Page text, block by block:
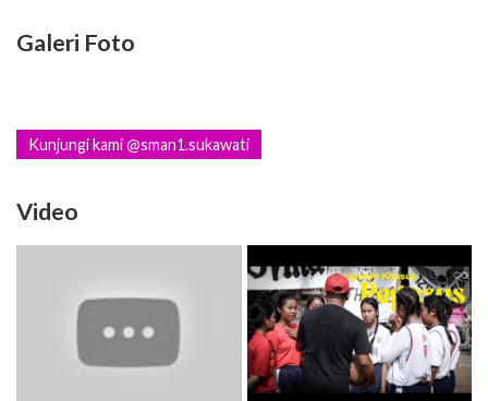
Galeri Foto
Kunjungi kami @sman1.sukawati
Video